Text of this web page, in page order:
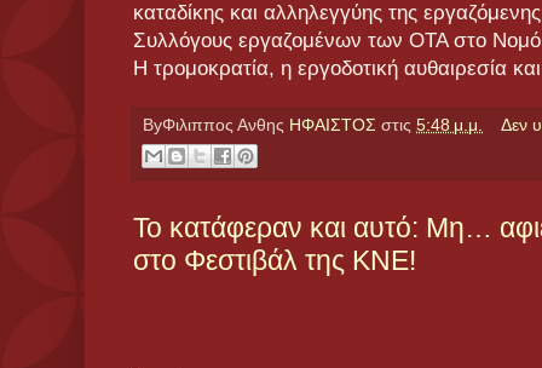
καταδίκης και αλληλεγγύης της
Συλλόγους εργαζομένων των ΟΤΑ στο
Η τρομοκρατία, η εργοδοτική αυθαιρεσία
ByΦιλιππος Ανθης ΗΦΑΙΣΤΟΣ στις 5:48 μ.μ. Δεν
Το κατάφεραν και αυτό: Μη…
στο Φεστιβάλ της ΚΝΕ!